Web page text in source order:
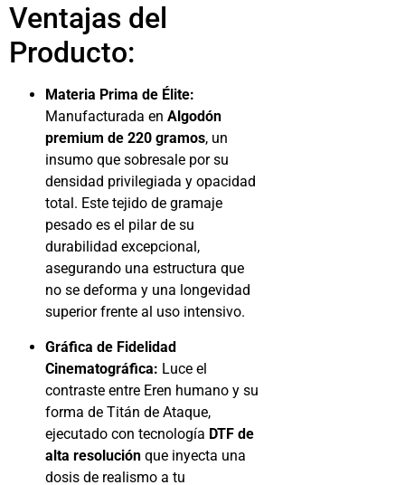
Ventajas del
Producto:
Materia Prima de Élite:
Manufacturada en Algodón
premium de 220 gramos, un
insumo que sobresale por su
densidad privilegiada y opacidad
total. Este tejido de gramaje
pesado es el pilar de su
durabilidad excepcional,
asegurando una estructura que
no se deforma y una longevidad
superior frente al uso intensivo.
Gráfica de Fidelidad
Cinematográfica: Luce el
contraste entre Eren humano y su
forma de Titán de Ataque,
ejecutado con tecnología DTF de
alta resolución que inyecta una
dosis de realismo a tu